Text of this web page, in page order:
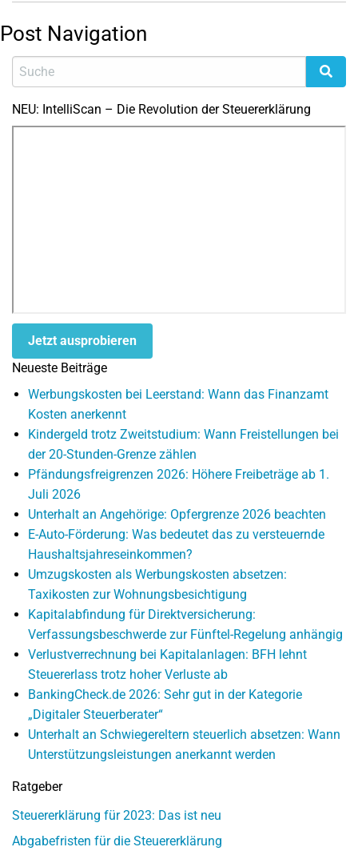
Post Navigation
NEU: IntelliScan – Die Revolution der Steuererklärung
Jetzt ausprobieren
Neueste Beiträge
Werbungskosten bei Leerstand: Wann das Finanzamt
Kosten anerkennt
Kindergeld trotz Zweitstudium: Wann Freistellungen bei
der 20-Stunden-Grenze zählen
Pfändungsfreigrenzen 2026: Höhere Freibeträge ab 1.
Juli 2026
Unterhalt an Angehörige: Opfergrenze 2026 beachten
E-Auto-Förderung: Was bedeutet das zu versteuernde
Haushaltsjahreseinkommen?
Umzugskosten als Werbungskosten absetzen:
Taxikosten zur Wohnungsbesichtigung
Kapitalabfindung für Direktversicherung:
Verfassungsbeschwerde zur Fünftel-Regelung anhängig
Verlustverrechnung bei Kapitalanlagen: BFH lehnt
Steuererlass trotz hoher Verluste ab
BankingCheck.de 2026: Sehr gut in der Kategorie
„Digitaler Steuerberater“
Unterhalt an Schwiegereltern steuerlich absetzen: Wann
Unterstützungsleistungen anerkannt werden
Ratgeber
Steuererklärung für 2023: Das ist neu
Abgabefristen für die Steuererklärung